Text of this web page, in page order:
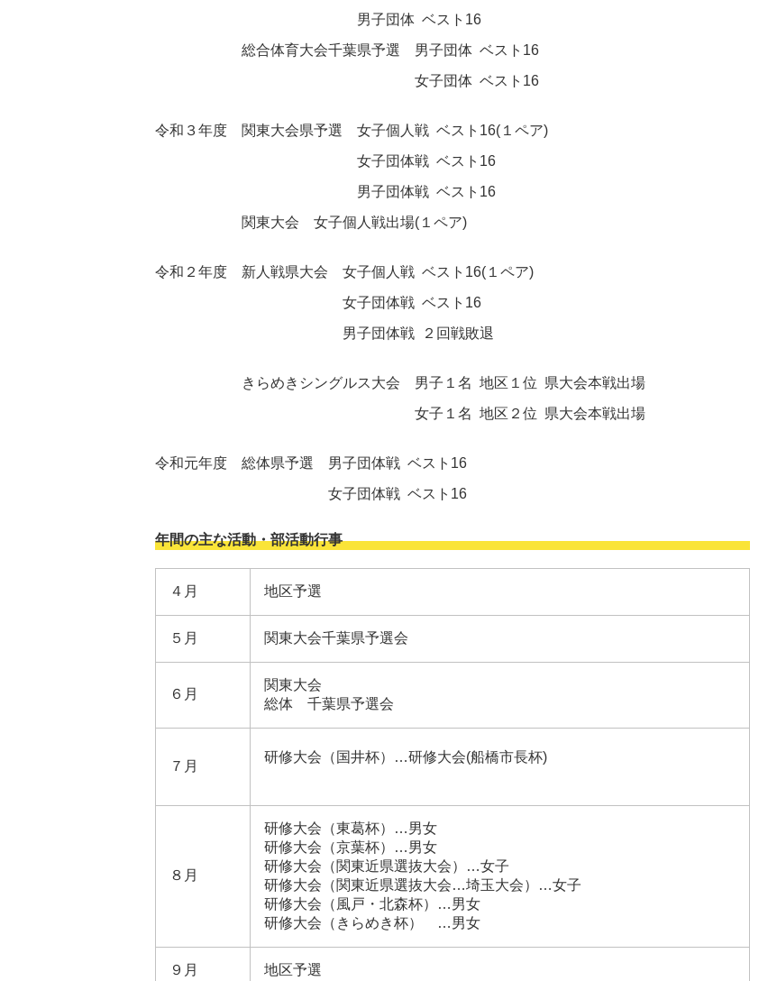
男子団体 ベスト16
総合体育大会千葉県予選 男子団体 ベスト16
女子団体 ベスト16
令和３年度 関東大会県予選 女子個人戦 ベスト16(１ペア)
女子団体戦 ベスト16
男子団体戦 ベスト16
関東大会 女子個人戦出場(１ペア)
令和２年度 新人戦県大会 女子個人戦 ベスト16(１ペア)
女子団体戦 ベスト16
男子団体戦 ２回戦敗退
きらめきシングルス大会 男子１名 地区１位 県大会本戦出場
女子１名 地区２位 県大会本戦出場
令和元年度 総体県予選 男子団体戦 ベスト16
女子団体戦 ベスト16
年間の主な活動・部活動行事
４月 地区予選
５月 関東大会千葉県予選会
６月
関東大会
総体 千葉県予選会
７月
研修大会（国井杯）…研修大会(船橋市長杯)
８月
研修大会（東葛杯）…男女
研修大会（京葉杯）…男女
研修大会（関東近県選抜大会）…女子
研修大会（関東近県選抜大会…埼玉大会）…女子
研修大会（風戸・北森杯）…男女
研修大会（きらめき杯） …男女
９月 地区予選